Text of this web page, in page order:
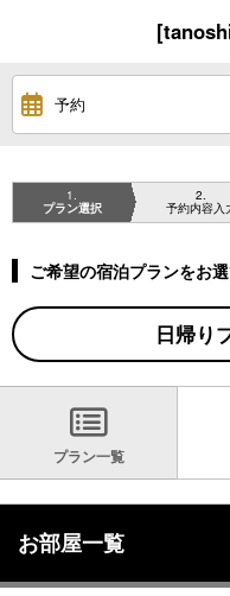
予約
1
プラン選択
2
予約内容入
ご希望の宿泊プランをお選
日帰り
プラン一覧
お部屋一覧